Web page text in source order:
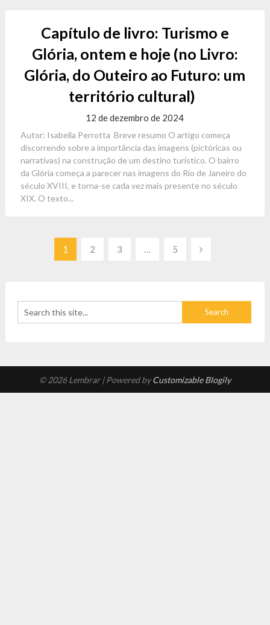
Capítulo de livro: Turismo e
Glória, ontem e hoje (no Livro:
Glória, do Outeiro ao Futuro: um
território cultural)
12 de dezembro de 2024
Autor: Isabella Perrotta Breve resumo O artigo começa
discorrendo sobre a importância das imagens (pictóricas ou
narrativas) na construção de um destino turístico. O bairro
da Glória começa a parecer nas imagens do Rio de Janeiro do
século XVIII, e torna-se cada vez mais presente no século
XIX. O texto...
Paginação
1 2 3 … 5
© 2026 Lembrar | Powered byCustomizable Blogily